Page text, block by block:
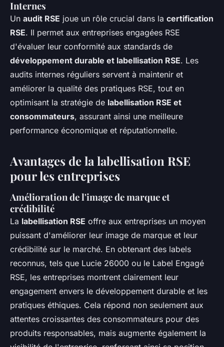
Internes
Un audit RSE joue un rôle crucial dans la certification
RSE. Il permet aux entreprises engagées RSE
d'évaluer leur conformité aux standards de
développement durable et labellisation RSE. Les
audits internes réguliers servent à maintenir et
améliorer la qualité des pratiques RSE, tout en
optimisant la stratégie de labellisation RSE et
consommateurs, assurant ainsi une meilleure
performance économique et réputationnelle.
Avantages de la labellisation RSE
pour les entreprises
Amélioration de l'image de marque et
crédibilité
La labellisation RSE offre aux entreprises un moyen
puissant d'améliorer leur image de marque et leur
crédibilité sur le marché. En obtenant des labels
reconnus, tels que Lucie 26000 ou le Label Engagé
RSE, les entreprises montrent clairement leur
engagement envers le développement durable et les
pratiques éthiques. Cela répond non seulement aux
attentes croissantes des consommateurs pour des
produits responsables, mais augmente également la